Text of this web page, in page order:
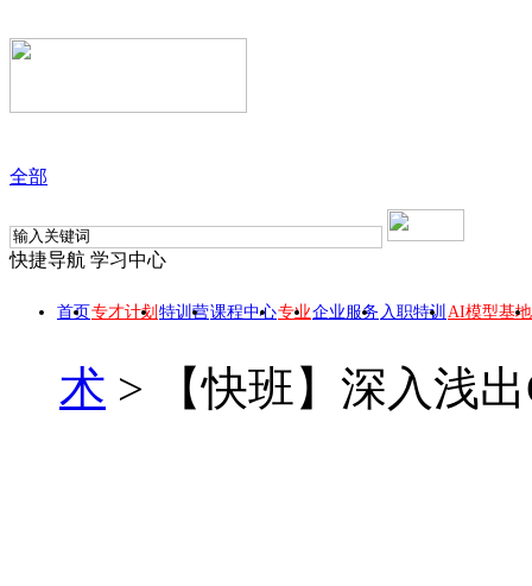
全部
快捷导航 学习中心
首页专才计划 特训营课程中心专业企业服务 入职特训 AI模型基地
术 > 【快班】深入浅